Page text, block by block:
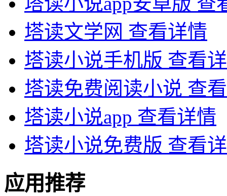
塔读文学网 查看详情
塔读小说手机版 查看
塔读免费阅读小说 查
塔读小说app 查看详情
塔读小说免费版 查看
应用推荐